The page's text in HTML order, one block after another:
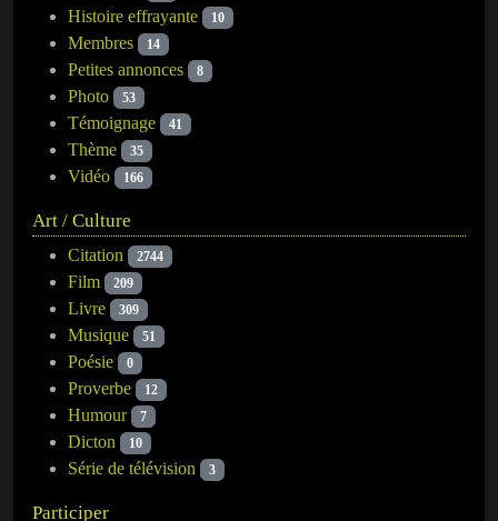
Histoire effrayante 10
Membres 14
Petites annonces 8
Photo 53
Témoignage 41
Thème 35
Vidéo 166
Art / Culture
Citation 2744
Film 209
Livre 309
Musique 51
Poésie 0
Proverbe 12
Humour 7
Dicton 10
Série de télévision 3
Participer